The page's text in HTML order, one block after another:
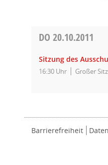
DO20.10.2011
Sitzung des
16:30 Uhr Großer
Barrierefreiheit